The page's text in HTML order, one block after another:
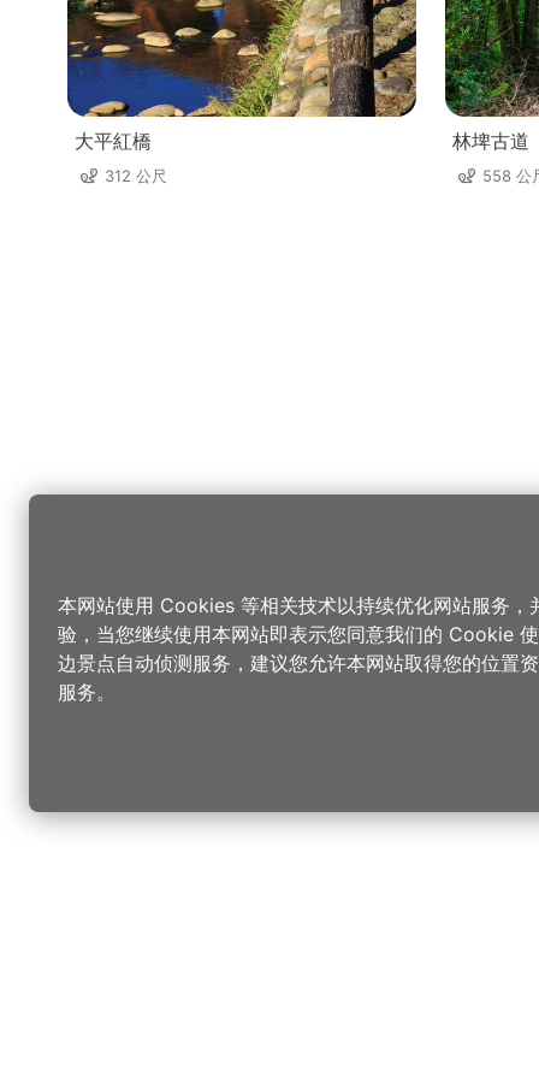
大平紅橋
312 公尺
林埤古道
558 公
本网站使用 Cookies 等相关技术以持续优化网站服务，
验，当您继续使用本网站即表示您同意我们的 Cookie
边景点自动侦测服务，建议您允许本网站取得您的位置
服务。